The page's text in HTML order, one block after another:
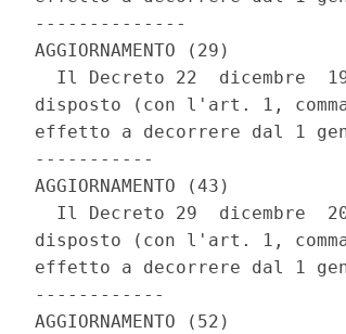
--------------
AGGIORNAMENTO (29)
Il Decreto 22  dicembre
disposto (con l'art. 1,
effetto a decorrere dal 1
-----------
AGGIORNAMENTO (43)
Il Decreto 29  dicembre
disposto (con l'art. 1,
effetto a decorrere dal 1
------------
AGGIORNAMENTO (52)